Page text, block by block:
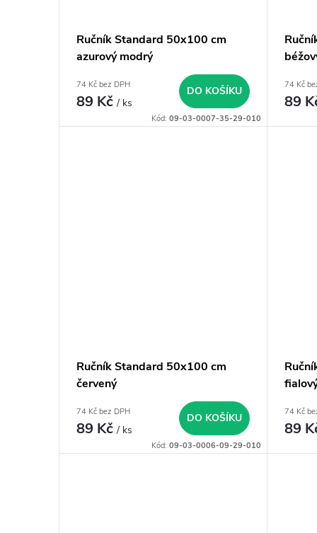
ů
u
Ručník Standard 50x100 cm
azurový modrý
74 Kč bez DPH
89 Kč/ ks
DO KOŠÍKU
Kód:09-03-0007-35-29-010
74 Kč
89
Ručník Standard 50x100 cm
červený
74 Kč bez DPH
89 Kč/ ks
DO KOŠÍKU
Kód:09-03-0006-09-29-010
74 Kč
89